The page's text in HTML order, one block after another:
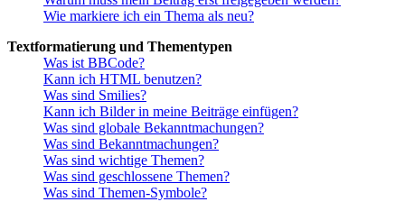
Wie markiere ich ein Thema als neu?
Textformatierung und Thementypen
Was ist BBCode?
Kann ich HTML benutzen?
Was sind Smilies?
Kann ich Bilder in meine Beiträge einfügen?
Was sind globale Bekanntmachungen?
Was sind Bekanntmachungen?
Was sind wichtige Themen?
Was sind geschlossene Themen?
Was sind Themen-Symbole?